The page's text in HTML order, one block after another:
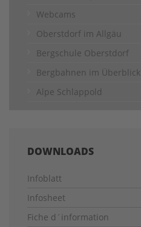
Webcams
Oberstdorf im Allgäu
Bergschule Oberstdorf
Bergbahnen im Überblick
Alpe Schlappold
DOWNLOADS
Infoblatt
Infosheet
Fiche d´information